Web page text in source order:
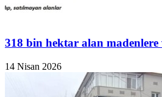
318 bin hektar alan
14 Nisan 2026